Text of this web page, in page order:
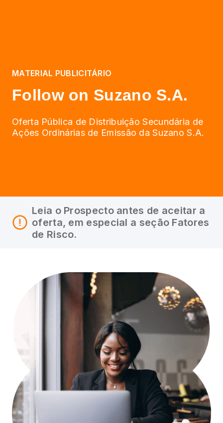
MATERIAL PUBLICITÁRIO
Follow on Suzano S.A.
Oferta Pública de Distribuição Secundária de
Ações Ordinárias de Emissão da Suzano S.A.
Leia o Prospecto antes de aceitar a
oferta, em especial a seção Fatores
de Risco.